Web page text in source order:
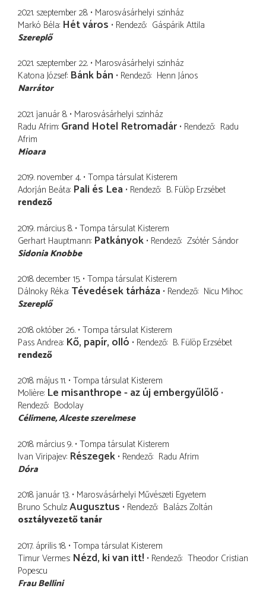
2021. szeptember 28. Marosvásárhelyi szinház
Markó Béla Hét város Rendező Gáspárik Attila
Szereplő
2021. szeptember 22. Marosvásárhelyi szinház
Katona József Bánk bán Rendező Henn János
Narrátor
2021. január 8. Marosvásárhelyi szinház
Radu Afrim Grand Hotel Retromadár Rendező Radu
Afrim
Mioara
2019. november 4. Tompa társulat Kisterem
Adorján Beáta Pali és Lea Rendező B. Fülöp Erzsébet
rendező
2019. március 8. Tompa társulat Kisterem
Gerhart Hauptmann Patkányok Rendező Zsótér Sándor
Sidonia Knobbe
2018. december 15. Tompa társulat Kisterem
Dálnoky Réka Tévedések tárháza Rendező Nicu Mihoc
Szereplő
2018. október 26. Tompa társulat Kisterem
Pass Andrea Kő, papír, olló Rendező B. Fülöp Erzsébet
rendező
2018. május 11. Tompa társulat Kisterem
Molière Le misanthrope - az új embergyűlölő
Rendező Bodolay
Célimene Alceste szerelmese
2018. március 9. Tompa társulat Kisterem
Ivan Viripajev Részegek Rendező Radu Afrim
Dóra
2018. január 13. Marosvásárhelyi Művészeti Egyetem
Bruno Schulz Augusztus Rendező Balázs Zoltán
osztályvezető tanár
2017. április 18. Tompa társulat Kisterem
Timur Vermes Nézd, ki van itt! Rendező Theodor Cristian
Popescu
Frau Bellini